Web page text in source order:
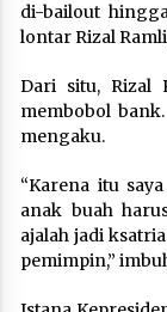
di-bailout
lontar Rizal
Dari situ, Rizal
membobol
mengaku.
“Karena itu
anak buah
ajalah jadi
pemimpin,”